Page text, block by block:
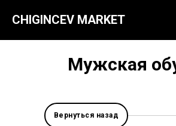
CHIGINCEV MARKET
Мужская
Вернуться назад